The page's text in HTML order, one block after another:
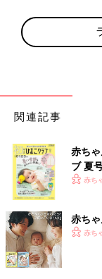
関連記事
赤ち
ブ 夏
く！赤ち
赤ち
赤ち